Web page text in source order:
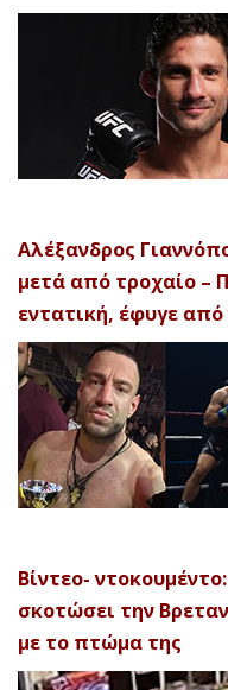
Αλέξανδρος
μετά από τροχαίο –
εντατική, έφυγε
Βίντεο-
σκοτώσει την
με το πτώμα της